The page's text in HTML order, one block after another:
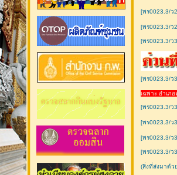
[พร0023.3/ว
[พร0023.3/ว
[พร0023.3/ว
[พร0023.3/ว
เฉพาะ อำเภ
[พร0023.3/ว
[พร0023.3/ว
[พร0023.3/ว
[พร0023.3/ว
(สิ่งที่ส่งมาด้ว